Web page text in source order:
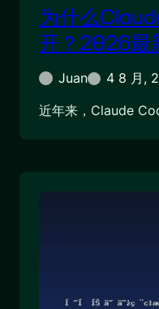
为什么
开？2026最
Juan
4 8 月,
近年来，Claude